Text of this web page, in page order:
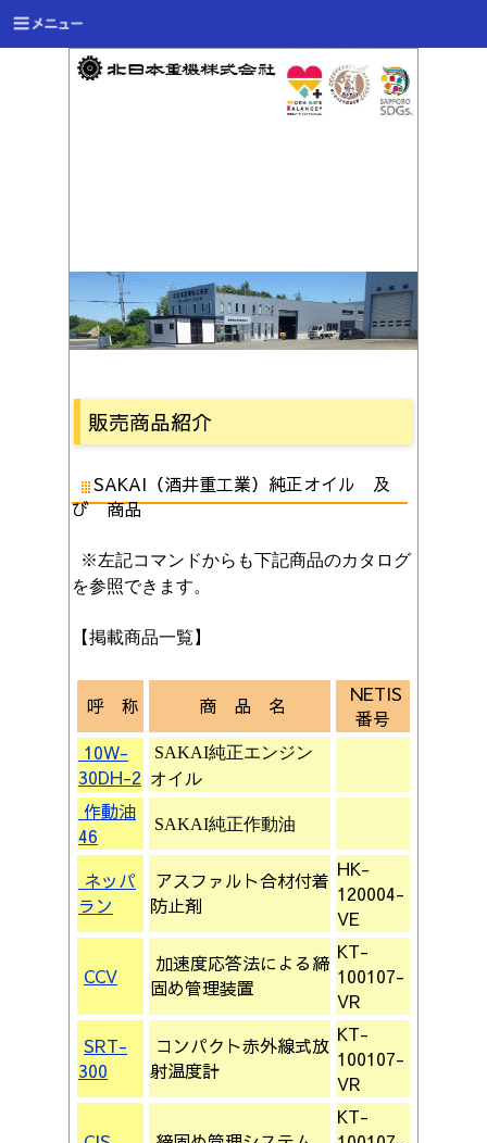
販売商品紹介
SAKAI（酒井重工業）純正オイル 及
び 商品
※左記コマンドからも下記商品のカタログ
を参照できます。
【掲載商品一覧】
呼 称 商 品 名
NETIS
番号
10W-
30DH-2
SAKAI純正エンジン
オイル
作動油
46
SAKAI純正作動油
ネッパ
ラン
アスファルト合材付着
防止剤
HK-
120004-
VE
CCV
加速度応答法による締
固め管理装置
KT-
100107-
VR
SRT-
300
コンパクト赤外線式放
射温度計
KT-
100107-
VR
KT-